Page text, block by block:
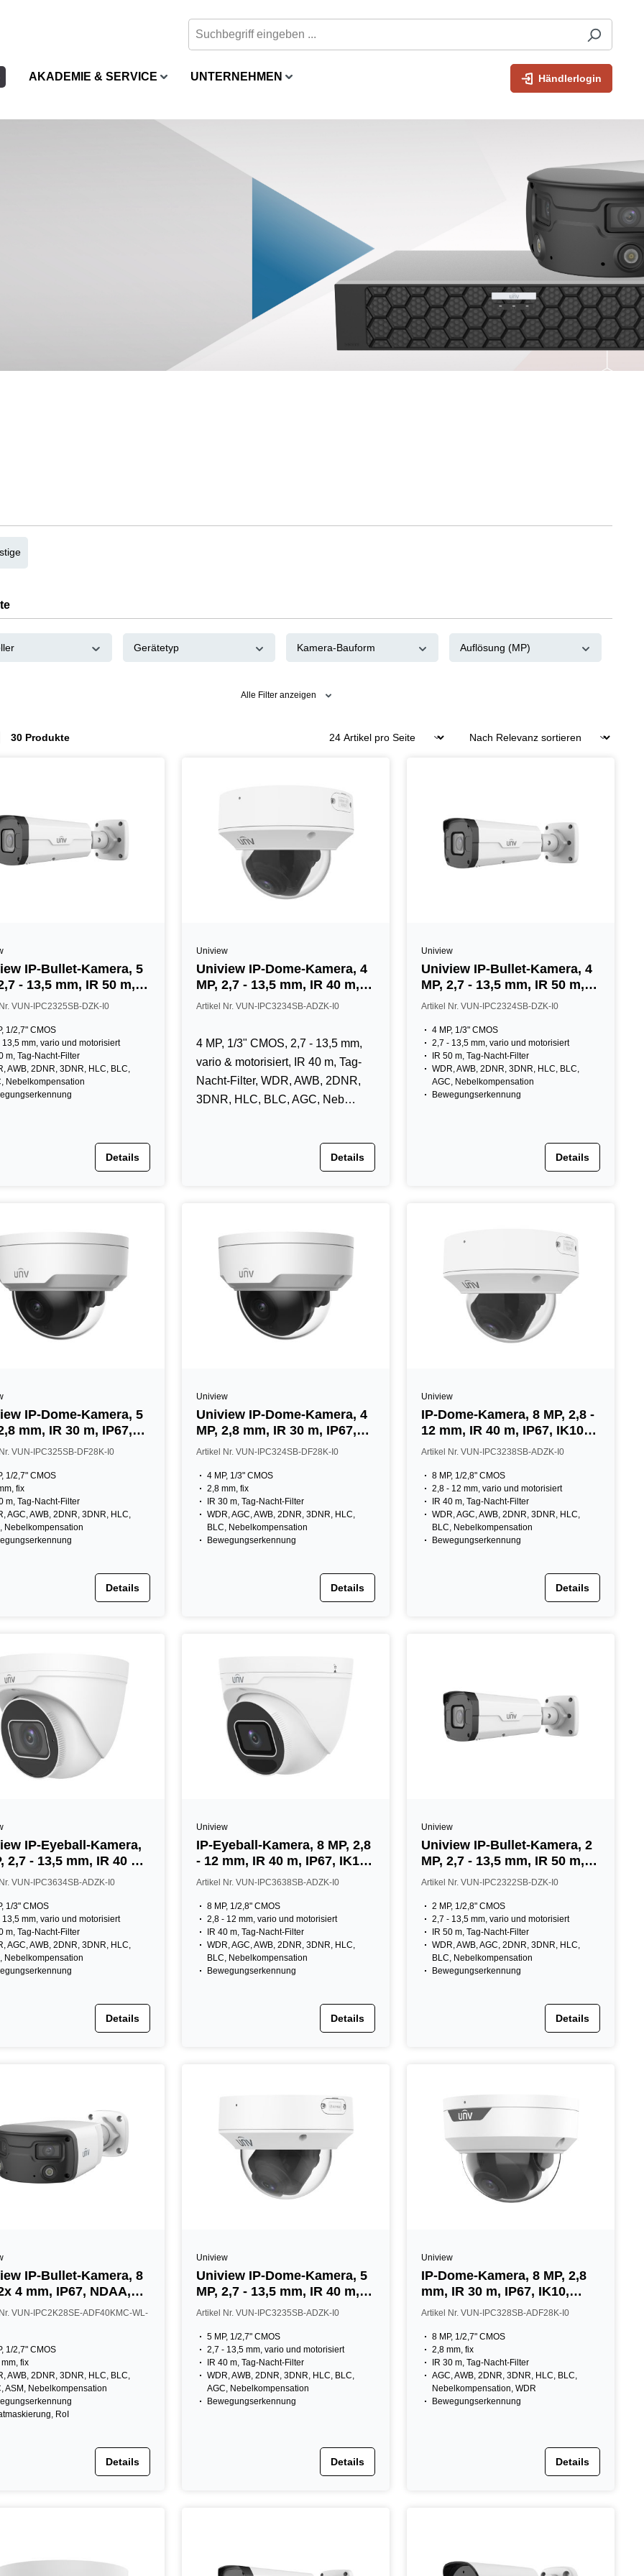
AKADEMIE & SERVICE UNTERNEHMEN Händlerlogin
Gerätetyp Kamera-Bauform Auflösung (MP)
Alle Filter anzeigen
30 Produkte
IP-Bullet-Kamera, 5
- 13,5 mm, IR 50 m,
IK10, NDAA, weiß
VUN-IPC2325SB-DZK-I0
1/2,7" CMOS
13,5 mm, vario und motorisiert
m, Tag-Nacht-Filter
AWB, 2DNR, 3DNR, HLC, BLC,
Nebelkompensation
Details
Uniview
Uniview IP-Dome-Kamera, 4
MP, 2,7 - 13,5 mm, IR 40 m,
IP67, IK10, NDAA, weiß
Artikel Nr. VUN-IPC3234SB-ADZK-I0
4 MP, 1/3" CMOS, 2,7 - 13,5 mm,
vario & motorisiert, IR 40 m, Tag-
Nacht-Filter, WDR, AWB, 2DNR,
3DNR, HLC, BLC, AGC, Neb…
Details
Uniview
Uniview IP-Bullet-Kamera, 4
MP, 2,7 - 13,5 mm, IR 50 m,
IP67, IK10, NDAA, weiß
Artikel Nr. VUN-IPC2324SB-DZK-I0
4 MP, 1/3" CMOS
2,7 - 13,5 mm, vario und motorisiert
IR 50 m, Tag-Nacht-Filter
WDR, AWB, 2DNR, 3DNR, HLC, BLC,
AGC, Nebelkompensation
Bewegungserkennung
Details
IP-Dome-Kamera, 5
mm, IR 30 m, IP67,
NDAA, weiß
VUN-IPC325SB-DF28K-I0
1/2,7" CMOS
fix
m, Tag-Nacht-Filter
AGC, AWB, 2DNR, 3DNR, HLC,
Nebelkompensation
Details
Uniview
Uniview IP-Dome-Kamera, 4
MP, 2,8 mm, IR 30 m, IP67,
IK10, NDAA, weiß
Artikel Nr. VUN-IPC324SB-DF28K-I0
4 MP, 1/3" CMOS
2,8 mm, fix
IR 30 m, Tag-Nacht-Filter
WDR, AGC, AWB, 2DNR, 3DNR, HLC,
BLC, Nebelkompensation
Bewegungserkennung
Details
Uniview
IP-Dome-Kamera, 8 MP, 2,8 -
12 mm, IR 40 m, IP67, IK10,
NDAA, weiß
Artikel Nr. VUN-IPC3238SB-ADZK-I0
8 MP, 1/2,8" CMOS
2,8 - 12 mm, vario und motorisiert
IR 40 m, Tag-Nacht-Filter
WDR, AGC, AWB, 2DNR, 3DNR, HLC,
BLC, Nebelkompensation
Bewegungserkennung
Details
IP-Eyeball-Kamera,
2,7 - 13,5 mm, IR 40 m,
IK10, NDAA, weiß
VUN-IPC3634SB-ADZK-I0
1/3" CMOS
13,5 mm, vario und motorisiert
m, Tag-Nacht-Filter
AGC, AWB, 2DNR, 3DNR, HLC,
Nebelkompensation
Details
Uniview
IP-Eyeball-Kamera, 8 MP, 2,8
- 12 mm, IR 40 m, IP67, IK10,
NDAA, weiß
Artikel Nr. VUN-IPC3638SB-ADZK-I0
8 MP, 1/2,8" CMOS
2,8 - 12 mm, vario und motorisiert
IR 40 m, Tag-Nacht-Filter
WDR, AGC, AWB, 2DNR, 3DNR, HLC,
BLC, Nebelkompensation
Bewegungserkennung
Details
Uniview
Uniview IP-Bullet-Kamera, 2
MP, 2,7 - 13,5 mm, IR 50 m,
IP67, NDAA, weiß
Artikel Nr. VUN-IPC2322SB-DZK-I0
2 MP, 1/2,8" CMOS
2,7 - 13,5 mm, vario und motorisiert
IR 50 m, Tag-Nacht-Filter
WDR, AWB, AGC, 2DNR, 3DNR, HLC,
BLC, Nebelkompensation
Bewegungserkennung
Details
IP-Bullet-Kamera, 8
4 mm, IP67, NDAA,
VUN-IPC2K28SE-ADF40KMC-WL-
1/2,7" CMOS
fix
AWB, 2DNR, 3DNR, HLC, BLC,
ASM, Nebelkompensation
RoI
Details
Uniview
Uniview IP-Dome-Kamera, 5
MP, 2,7 - 13,5 mm, IR 40 m,
IP67, IK10, NDAA, weiß
Artikel Nr. VUN-IPC3235SB-ADZK-I0
5 MP, 1/2,7" CMOS
2,7 - 13,5 mm, vario und motorisiert
IR 40 m, Tag-Nacht-Filter
WDR, AWB, 2DNR, 3DNR, HLC, BLC,
AGC, Nebelkompensation
Bewegungserkennung
Details
Uniview
IP-Dome-Kamera, 8 MP, 2,8
mm, IR 30 m, IP67, IK10,
NDAA, weiß
Artikel Nr. VUN-IPC328SB-ADF28K-I0
8 MP, 1/2,7" CMOS
2,8 mm, fix
IR 30 m, Tag-Nacht-Filter
AGC, AWB, 2DNR, 3DNR, HLC, BLC,
Nebelkompensation, WDR
Bewegungserkennung
Details